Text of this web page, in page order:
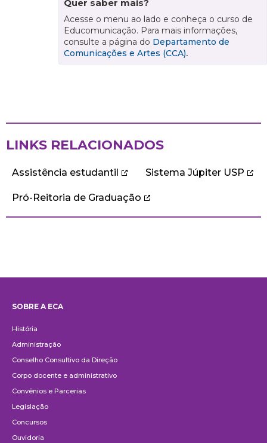
Quer saber mais?
Acesse o menu ao lado e conheça o curso de
Educomunicação. Para mais informações,
consulte a página do Departamento de
Comunicações e Artes (CCA).
LINKS RELACIONADOS
Assistência estudantil Sistema Júpiter USP
Pró-Reitoria de Graduação
SOBRE A ECA
História
Administração
Conselho Consultivo da Direção
Corpo docente e administrativo
Convênios e Parcerias
Legislação
Concursos
Ouvidoria